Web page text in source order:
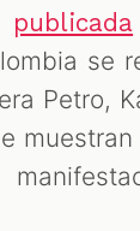
publicada
se
Petro,